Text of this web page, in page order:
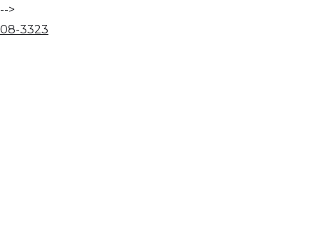
-->
08-3323